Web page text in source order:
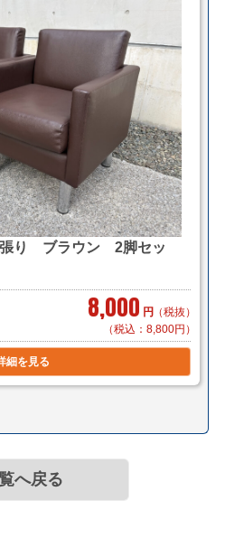
り ブラウン 2脚セッ
8,000 円 （税抜）
（税込：8,800円）
細を見る
へ戻る